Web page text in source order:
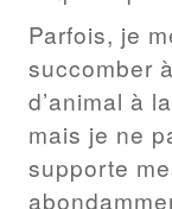
Parfois, je
succomber
d’animal à
mais je ne
supporte